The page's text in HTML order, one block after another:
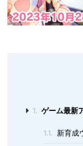
1. ゲーム最新
1.1. 新育成